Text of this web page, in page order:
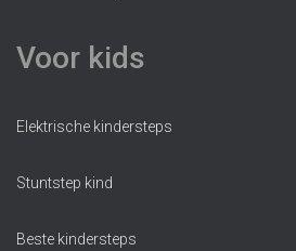
Voor kids
Elektrische kindersteps
Stuntstep kind
Beste kindersteps